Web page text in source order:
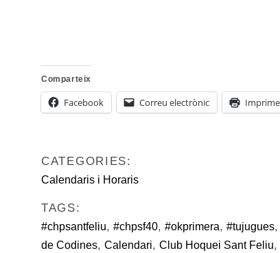
Comparteix
Facebook Correu electrònic
CATEGORIES:
Calendaris i Horaris
TAGS:
#chpsantfeliu, #chpsf40, #okprimera, #tujugues,
de Codines, Calendari, Club Hoquei Sant Feliu,